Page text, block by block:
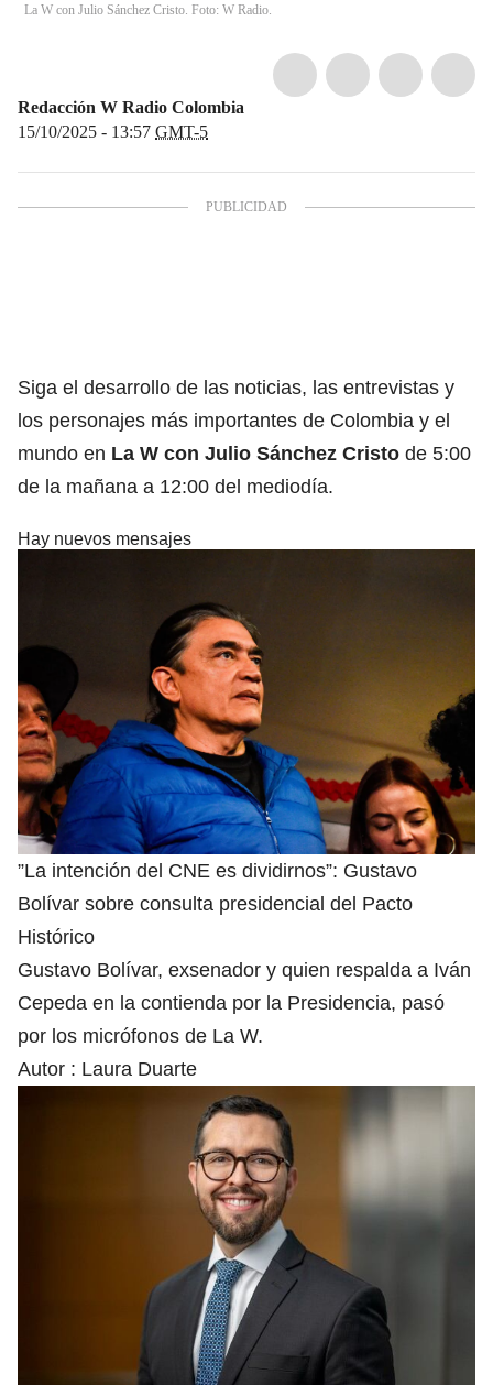
La W con Julio Sánchez Cristo. Foto: W Radio.
Redacción W Radio Colombia
15/10/2025 - 13:57 GMT-5
Siga el desarrollo de las noticias, las entrevistas y
los personajes más importantes de Colombia y el
mundo en La W con Julio Sánchez Cristo de 5:00
de la mañana a 12:00 del mediodía.
Hay nuevos mensajes
”La intención del CNE es dividirnos”: Gustavo
Bolívar sobre consulta presidencial del Pacto
Histórico
Gustavo Bolívar, exsenador y quien respalda a Iván
Cepeda en la contienda por la Presidencia, pasó
por los micrófonos de La W.
Autor : Laura Duarte